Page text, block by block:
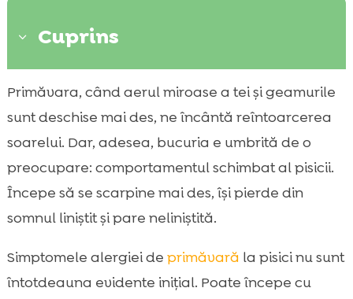
3 Cuprins
 Ce este alergia sezonieră la pisici și de ce
apare primăvara
alergia de primăvară la pisici: semne,
Cauze frecvente în România: polen,
mucegai, acarieni și praf
Zone ale corpului cel mai des afectate și
Alergie sau altceva: diferențierea de
paraziți, dermatită și infecții
Primăvara, când aerul miroase a tei și geamurile
sunt deschise mai des, ne încântă reîntoarcerea
soarelui. Dar, adesea, bucuria e umbrită de o
preocupare: comportamentul schimbat al pisicii.
Începe să se scarpine mai des, își pierde din
somnul liniștit și pare neliniștită.
Simptomele alergiei de primăvară la pisici nu sunt
întotdeauna evidente inițial. Poate începe cu